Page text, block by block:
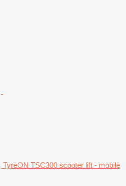
TyreON TSC300 scooter lift - mobile